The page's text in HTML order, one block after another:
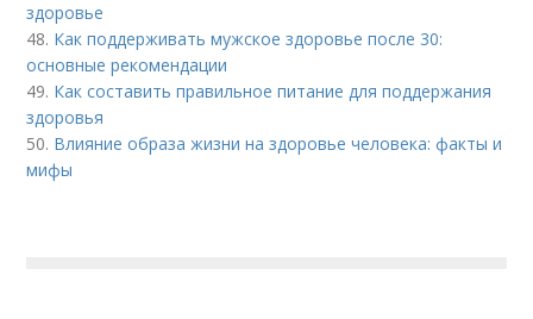
здоровье
48. Как поддерживать мужское здоровье после 30:
основные рекомендации
49. Как составить правильное питание для поддержания
здоровья
50. Влияние образа жизни на здоровье человека: факты и
мифы